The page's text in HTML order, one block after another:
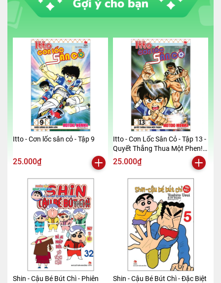
Mã hàng
Tên NCC
Skybooks
Hà Nội
Kích thước bao bì 13.5 x 20.5 cm x 1.5
Trọng lượng
300gr
Số trang
288
Hình thức
Bìa mềm
Itto - Cơn lốc sân cỏ - Tập 9
25.000₫
Itto - Cơn Lốc Sân Cỏ - Tập 13 -
Quyết Thắng Thua Một Phen!!
(Tái Bản 2024)
25.000₫
Shin - Cậu Bé Bút Chì - Phiên
Shin - Cậu Bé Bút Chì - Đặc Biệt